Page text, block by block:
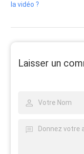
la vidéo ?
Laisser un